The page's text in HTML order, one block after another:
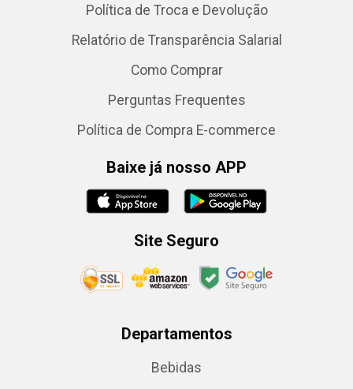
Política de Troca e Devolução
Relatório de Transparência Salarial
Como Comprar
Perguntas Frequentes
Política de Compra E-commerce
Baixe já nosso APP
Site Seguro
Departamentos
Bebidas